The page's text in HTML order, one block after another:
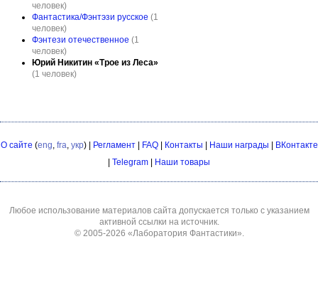
человек)
Фантастика/Фэнтэзи русское (1
человек)
Фэнтези отечественное (1
человек)
Юрий Никитин «Трое из Леса»
(1 человек)
О сайте (eng, fra, укр) | Регламент| FAQ| Контакты Наши награды
ВКонтакте
Telegram Наши товары
Любое использование материалов сайта допускается только с указанием
активной ссылки на источник.
© 2005-2026 «Лаборатория Фантастики».